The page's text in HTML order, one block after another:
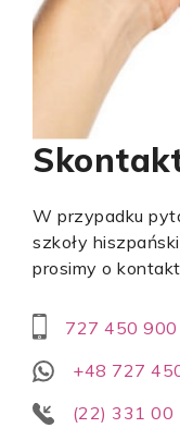
W przypadku
szkoły
prosimy o
727 450 900
+48 727
(22) 331 00